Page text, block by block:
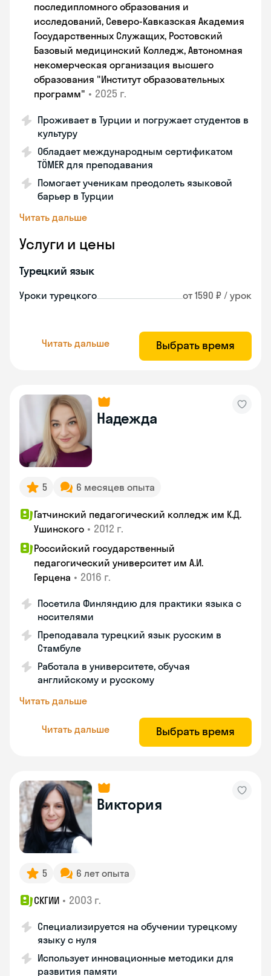
последипломного образования и
исследований, Северо-Кавказская Академия
Государственных Служащих, Ростовский
Базовый медицинский Колледж, Автономная
некомерческая организация высшего
образования "Институт образовательных
программ" • 2025 г.
Проживает в Турции и погружает студентов в
культуру
Обладает международным сертификатом
TÖMER для преподавания
Помогает ученикам преодолеть языковой
барьер в Турции
Читать дальше
Услуги и цены
Турецкий язык
Уроки турецкого от 1590 ₽ / урок
Читать дальше Выбрать время
Надежда
5 6 месяцев опыта
Гатчинский педагогический колледж им К.Д.
Ушинского • 2012 г.
Российский государственный
педагогический университет им А.И.
Герцена • 2016 г.
Посетила Финляндию для практики языка с
носителями
Преподавала турецкий язык русским в
Стамбуле
Работала в университете, обучая
английскому и русскому
Читать дальше
Читать дальше Выбрать время
Виктория
5 6 лет опыта
СКГИИ • 2003 г.
Специализируется на обучении турецкому
языку с нуля
Использует инновационные методики для
развития памяти